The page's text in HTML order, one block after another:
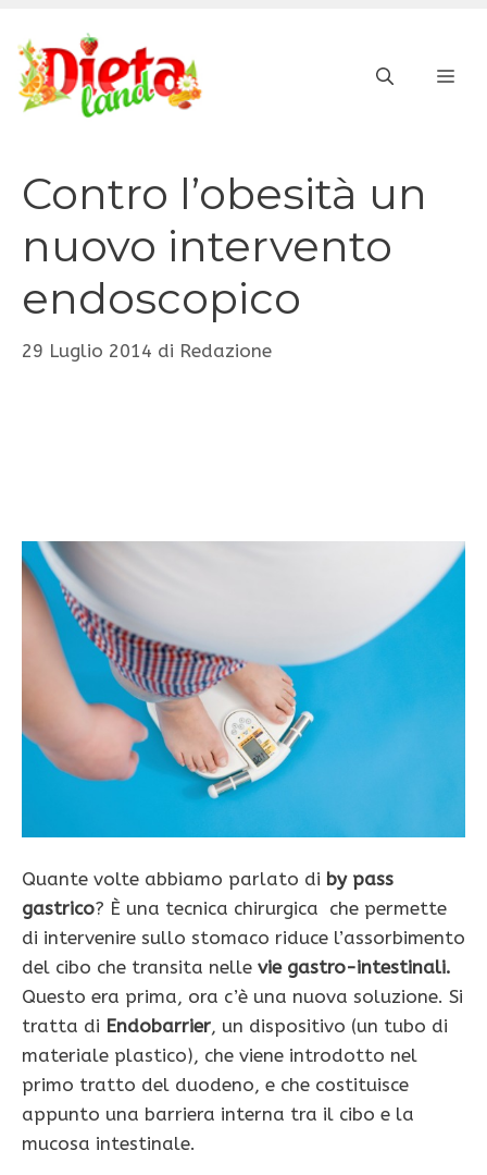
contenuto
Contro l’obesità un
nuovo intervento
endoscopico
29 Luglio 2014 di Redazione
Quante volte abbiamo parlato di by pass
gastrico? È una tecnica chirurgica che permette
di intervenire sullo stomaco riduce l’assorbimento
del cibo che transita nelle vie gastro-intestinali.
Questo era prima, ora c’è una nuova soluzione. Si
tratta di Endobarrier, un dispositivo (un tubo di
materiale plastico), che viene introdotto nel
primo tratto del duodeno, e che costituisce
appunto una barriera interna tra il cibo e la
mucosa intestinale.